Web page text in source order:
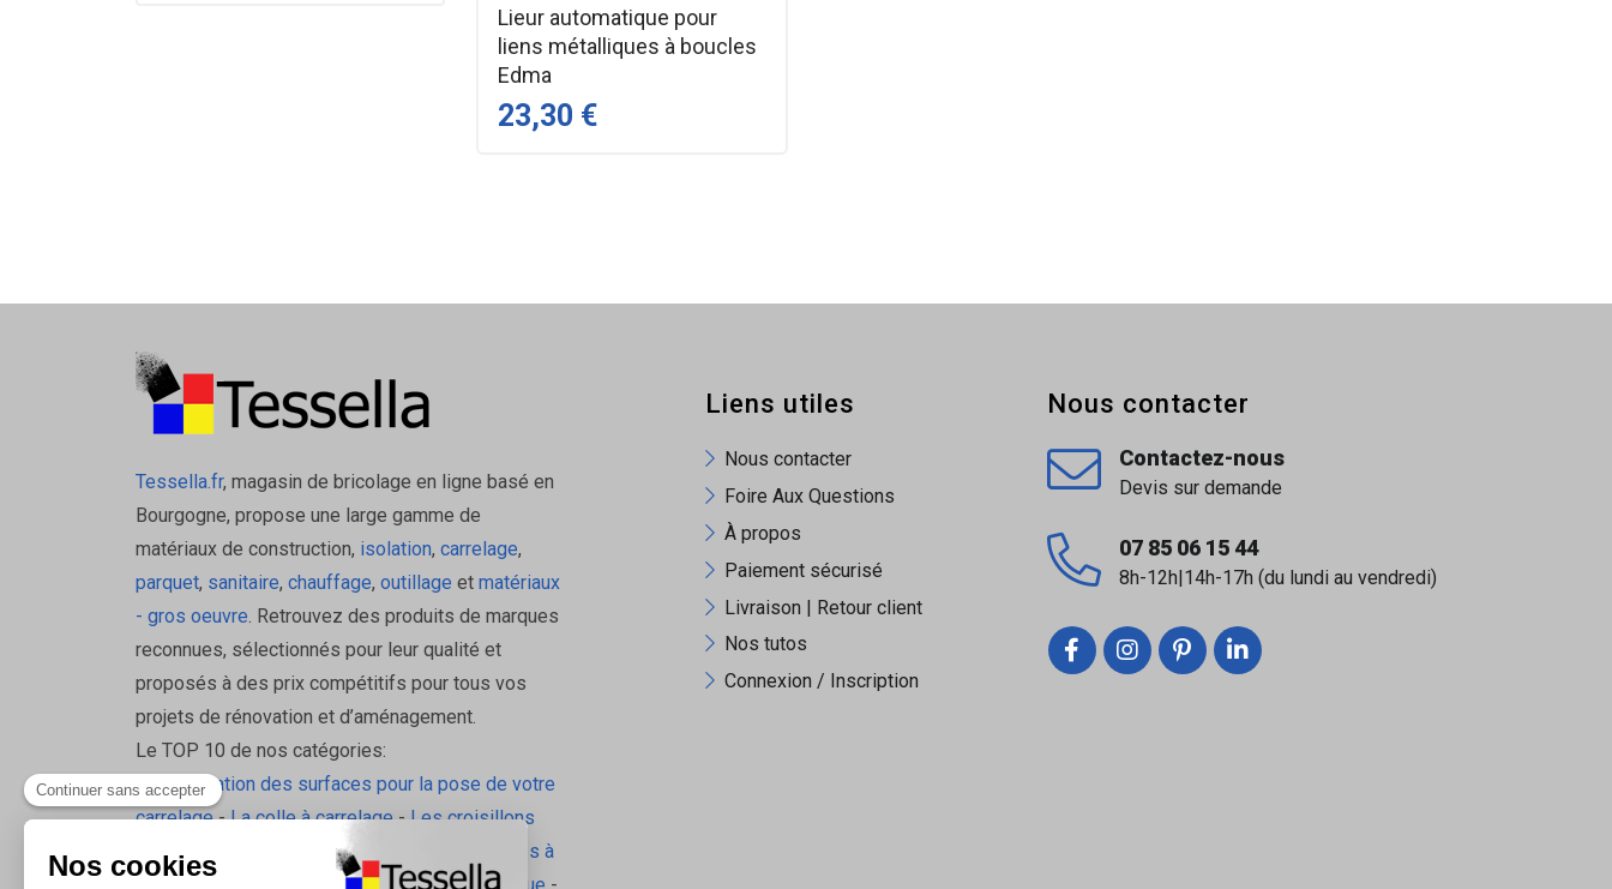
Lieur automatique pour
liens métalliques à boucles
Edma
23,30 €
Tessella.fr, magasin de bricolage en ligne basé en
Bourgogne, propose une large gamme de
matériaux de construction, isolation, carrelage,
parquet, sanitaire, chauffage, outillage et matériaux
- gros oeuvre. Retrouvez des produits de marques
reconnues, sélectionnés pour leur qualité et
proposés à des prix compétitifs pour tous vos
projets de rénovation et d’aménagement.
Le TOP 10 de nos catégories:
La préparation des surfaces pour la pose de votre
carrelage-La colle à carrelage- Les croisillons
pavilift
Le carrelage sol intérieur
Les plinthes à
Liens utiles
Nous contacter
Foire Aux Questions
À propos
Paiement sécurisé
Livraison | Retour client
Nos tutos
Connexion / Inscription
Nous contacter
Contactez-nous
Devis sur demande
07 85 06 15 44
8h-12h|14h-17h (du lundi au vendredi)